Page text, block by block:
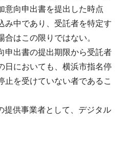
意向申出書を提出した時点
み中であり、受託者を特定す
はこの限りではない。
申出書の提出期限から受託者
日においても、横浜市指名停
止を受けていない者であるこ
提供事業者として、デジタル